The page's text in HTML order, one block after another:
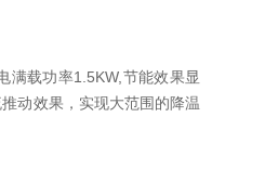
满载功率1.5KW,节能效果显
动效果，实现大范围的降温